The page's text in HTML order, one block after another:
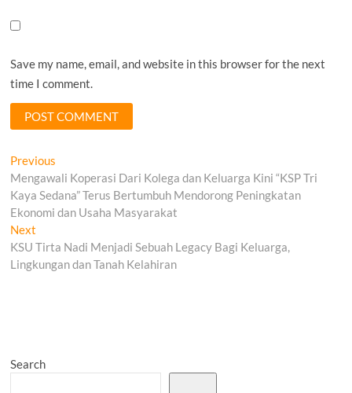
Save my name, email, and website in this browser for the next
time I comment.
Post
navigation
Previous
post:
Mengawali Koperasi Dari Kolega dan Keluarga Kini “KSP Tri
Kaya Sedana” Terus Bertumbuh Mendorong Peningkatan
Ekonomi dan Usaha Masyarakat
Next
post:
KSU Tirta Nadi Menjadi Sebuah Legacy Bagi Keluarga,
Lingkungan dan Tanah Kelahiran
Search